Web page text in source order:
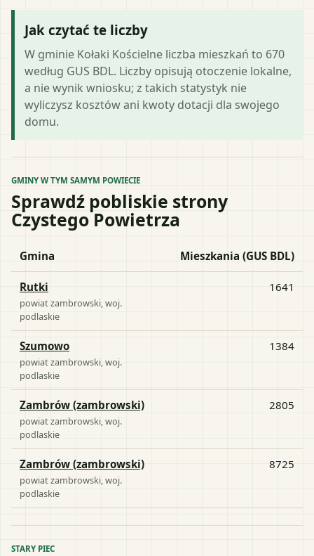
Jak czytać te liczby
W gminie Kołaki Kościelne liczba mieszkań to 670
według GUS BDL. Liczby opisują otoczenie lokalne,
a nie wynik wniosku; z takich statystyk nie
wyliczysz kosztów ani kwoty dotacji dla swojego
domu.
GMINY W TYM SAMYM POWIECIE
Sprawdź pobliskie strony
Czystego Powietrza
Gmina Mieszkania (GUS BDL)
Rutki
powiatzambrowski , woj.
podlaskie
1641
Szumowo
powiatzambrowski , woj.
podlaskie
1384
Zambrów (zambrowski)
powiatzambrowski , woj.
podlaskie
2805
Zambrów (zambrowski)
powiatzambrowski , woj.
podlaskie
8725
STARY PIEC